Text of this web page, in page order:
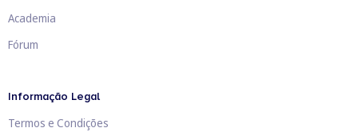
Academia
Fórum
Informação Legal
Termos e Condições